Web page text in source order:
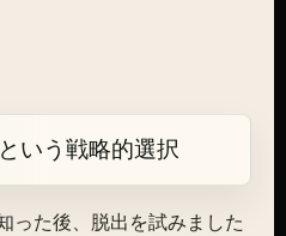
いう戦略的選択
った後、脱出を試みました